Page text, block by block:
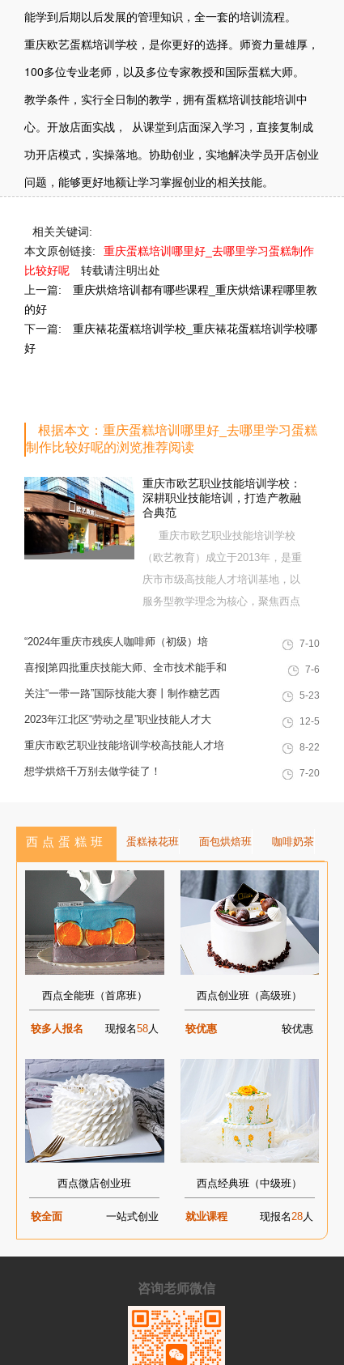
能学到后期以后发展的管理知识，全一套的培训流程。
重庆欧艺蛋糕培训学校，是你更好的选择。师资力量雄厚，
100多位专业老师，以及多位专家教授和国际蛋糕大师。
教学条件，实行全日制的教学，拥有蛋糕培训技能培训中
心。开放店面实战， 从课堂到店面深入学习，直接复制成
功开店模式，实操落地。协助创业，实地解决学员开店创业
问题，能够更好地额让学习掌握创业的相关技能。
相关关键词:
本文原创链接:
重庆蛋糕培训哪里好_去哪里学习蛋糕制作
比较好呢
转载请注明出处
上一篇:
重庆烘焙培训都有哪些课程_重庆烘焙课程哪里教
的好
下一篇:
重庆裱花蛋糕培训学校_重庆裱花蛋糕培训学校哪
好
根据本文：重庆蛋糕培训哪里好_去哪里学习蛋糕
制作比较好呢的浏览推荐阅读
重庆市欧艺职业技能培训学校：
深耕职业技能培训，打造产教融
合典范
重庆市欧艺职业技能培训学校
（欧艺教育）成立于2013年，是重
庆市市级高技能人才培训基地，以
服务型教学理念为核心，聚焦西点
十余载，致力于培养兼具社会责任
感与创新思维的复合型行业高技能
人才，是集技能培训、证书认定、
“2024年重庆市残疾人咖啡师（初级）培
训”职业技能提升计划活动
7-10
喜报|第四批重庆技能大师、全市技术能手和
巴渝青年技能之星名单出炉，重庆欧艺职业
技能培训学校技能人才榜上有名！
7-6
关注“一带一路”国际技能大赛丨制作糖艺西
点，看手艺更考验审美
5-23
2023年江北区“劳动之星”职业技能人才大
赛，我校选手荣获互联网营销师第一名
12-5
重庆市欧艺职业技能培训学校高技能人才培
训基地建设专家指导会会议简报
8-22
想学烘焙千万别去做学徒了！ 7-20
西点蛋糕班 蛋糕裱花班 面包烘焙班 咖啡奶茶
西点全能班（首席班）
较多人报名 现报名58人
西点创业班（高级班）
较优惠 较优惠
西点微店创业班
较全面 一站式创业
西点经典班（中级班）
就业课程 现报名28人
咨询老师微信